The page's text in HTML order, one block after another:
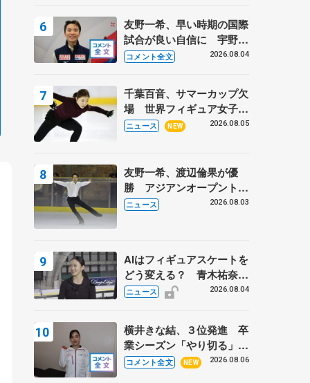
友野一希、早い時期の国際
試合が良い自信に 宇野昌
磨の現役復帰に思っている
トロフィーフリー】
コメント全文 2026.08.04
千葉百音、サマーカップ欠
場 世界フィギュア女子2
位
ニュース NEW 2026.08.05
友野一希、渡辺倫果が優
勝 アジアンオープントロ
フィー
ニュース 2026.08.03
AIはフィギュアスケートを
どう変える？ 青木祐奈と
考える採点、トレーニング
ニュース 2026.08.04
横井きな結、３位発進 卒
業シーズン「やり切る」
【みなとアクルス杯SP】
コメント全文 NEW 2026.08.06